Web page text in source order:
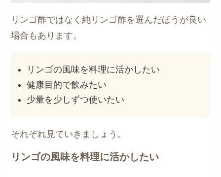
リンゴ酢ではなく純リンゴ酢を選んだほうが良い
場合もあります。
リンゴの風味を料理に活かしたい
健康目的で飲みたい
少量を少しずつ使いたい
それぞれ見ていきましょう。
リンゴの風味を料理に活かしたい